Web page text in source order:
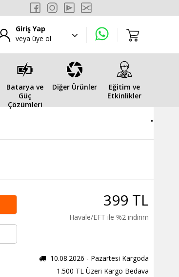
Giriş Yap
veya üye ol
Batarya ve
Güç
Çözümleri
Diğer Ürünler
Eğitim ve
Etkinlikler
.
399 TL
Havale/EFT ile %2 indirim
10.08.2026 - Pazartesi Kargoda
1.500 TL Üzeri Kargo Bedava